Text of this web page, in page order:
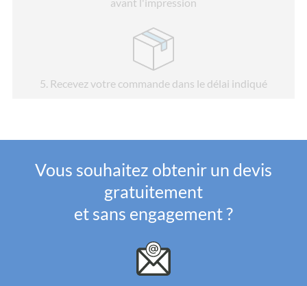
5. Recevez votre commande dans le délai indiqué
Vous souhaitez obtenir un devis
gratuitement
et sans engagement ?